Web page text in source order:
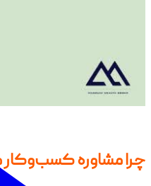
چرا مشاوره